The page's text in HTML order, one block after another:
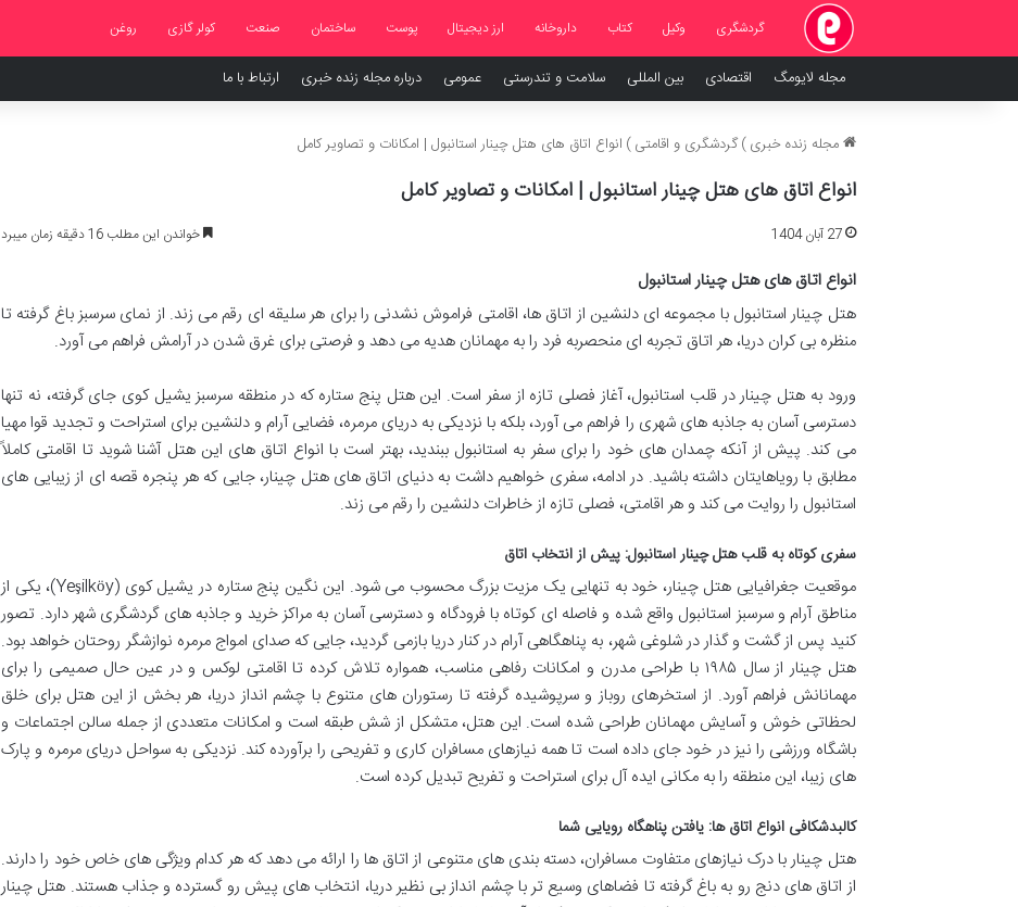
گردشگری وکیل کتاب داروخانه ارز دیجیتال پوست ساختمان صنعت کولر گازی روغن
مجله لایومگ اقتصادی بین المللی سلامت و تندرستی عمومی درباره مجله زنده خبری ارتباط با ما
مجله زنده خبری ) گردشگری و اقامتی ) انواع اتاق های هتل چینار استانبول | امکانات و تصاویر کامل
انواع اتاق های هتل چینار استانبول | امکانات و تصاویر کامل
27 آبان 1404 خواندن این مطلب 16 دقیقه زمان میبرد
انواع اتاق های هتل چینار استانبول
هتل چینار استانبول با مجموعه ای دلنشین از اتاق ها، اقامتی فراموش نشدنی را برای هر سلیقه ای رقم می زند. از نمای سرسبز باغ گرفته تا
منظره بی کران دریا، هر اتاق تجربه ای منحصربه فرد را به مهمانان هدیه می دهد و فرصتی برای غرق شدن در آرامش فراهم می آورد.
ورود به هتل چینار در قلب استانبول، آغاز فصلی تازه از سفر است. این هتل پنج ستاره که در منطقه سرسبز یشیل کوی جای گرفته، نه تنها
دسترسی آسان به جاذبه های شهری را فراهم می آورد، بلکه با نزدیکی به دریای مرمره، فضایی آرام و دلنشین برای استراحت و تجدید قوا مهیا
می کند. پیش از آنکه چمدان های خود را برای سفر به استانبول ببندید، بهتر است با انواع اتاق های این هتل آشنا شوید تا اقامتی کاملاً
مطابق با رویاهایتان داشته باشید. در ادامه، سفری خواهیم داشت به دنیای اتاق های هتل چینار، جایی که هر پنجره قصه ای از زیبایی های
استانبول را روایت می کند و هر اقامتی، فصلی تازه از خاطرات دلنشین را رقم می زند.
سفری کوتاه به قلب هتل چینار استانبول: پیش از انتخاب اتاق
موقعیت جغرافیایی هتل چینار، خود به تنهایی یک مزیت بزرگ محسوب می شود. این نگین پنج ستاره در یشیل کوی (Yeşilköy)، یکی از
مناطق آرام و سرسبز استانبول واقع شده و فاصله ای کوتاه با فرودگاه و دسترسی آسان به مراکز خرید و جاذبه های گردشگری شهر دارد. تصور
کنید پس از گشت و گذار در شلوغی شهر، به پناهگاهی آرام در کنار دریا بازمی گردید، جایی که صدای امواج مرمره نوازشگر روحتان خواهد بود.
هتل چینار از سال ۱۹۸۵ با طراحی مدرن و امکانات رفاهی مناسب، همواره تلاش کرده تا اقامتی لوکس و در عین حال صمیمی را برای
مهمانانش فراهم آورد. از استخرهای روباز و سرپوشیده گرفته تا رستوران های متنوع با چشم انداز دریا، هر بخش از این هتل برای خلق
لحظاتی خوش و آسایش مهمانان طراحی شده است. این هتل، متشکل از شش طبقه است و امکانات متعددی از جمله سالن اجتماعات و
باشگاه ورزشی را نیز در خود جای داده است تا همه نیازهای مسافران کاری و تفریحی را برآورده کند. نزدیکی به سواحل دریای مرمره و پارک
های زیبا، این منطقه را به مکانی ایده آل برای استراحت و تفریح تبدیل کرده است.
کالبدشکافی انواع اتاق ها: یافتن پناهگاه رویایی شما
هتل چینار با درک نیازهای متفاوت مسافران، دسته بندی های متنوعی از اتاق ها را ارائه می دهد که هر کدام ویژگی های خاص خود را دارند.
از اتاق های دنج رو به باغ گرفته تا فضاهای وسیع تر با چشم انداز بی نظیر دریا، انتخاب های پیش رو گسترده و جذاب هستند. هتل چینار